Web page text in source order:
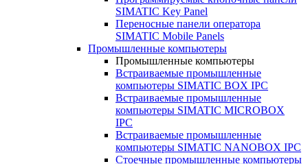
SIMATIC Key Panel
Переносные панели оператора
SIMATIC Mobile Panels
Промышленные компьютеры
Промышленные компьютеры
Встраиваемые промышленные
компьютеры SIMATIC BOX IPC
Встраиваемые промышленные
компьютеры SIMATIC MICROBOX
IPC
Встраиваемые промышленные
компьютеры SIMATIC NANOBOX IPC
Стоечные промышленные компьютеры